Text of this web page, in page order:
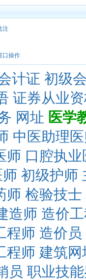
注
口操作
计证 初级
证券从业
网址 医学
中医助理
师 口腔执业
初级护师
师 检验技士
造师 造价
程师 造价员
程师 建筑网
员 职业技